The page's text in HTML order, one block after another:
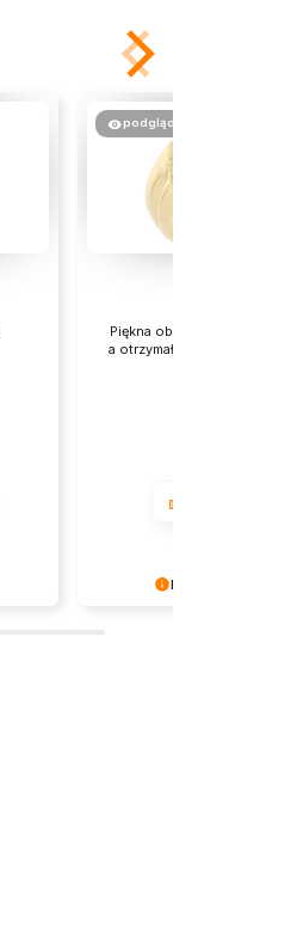
Komentarz sklepu
podgląd
Piękna obrączka,tylko
a otrzymałam 7 i jest trochę